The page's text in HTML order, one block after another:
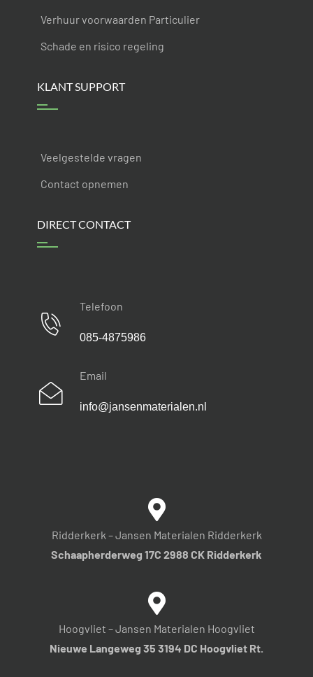
Verhuur voorwaarden Particulier
Schade en risico regeling
KLANT SUPPORT
Veelgestelde vragen
Contact opnemen
DIRECT CONTACT
Telefoon
085-4875986
Email
info@jansenmaterialen.nl
Ridderkerk – Jansen Materialen Ridderkerk
Schaapherderweg 17C 2988 CK Ridderkerk
Hoogvliet – Jansen Materialen Hoogvliet
Nieuwe Langeweg 35 3194 DC Hoogvliet Rt.